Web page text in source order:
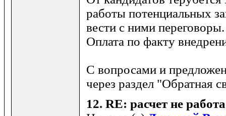
работы потенциальных
вести с ними
Оплата по факту
С вопросами и
через раздел "Обратная
12. RE: расчет не